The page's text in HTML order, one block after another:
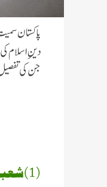
پاکستان
دینِ اسلام
جن کی
(1)شعبہ مدرسۃ المدینہ گرلز